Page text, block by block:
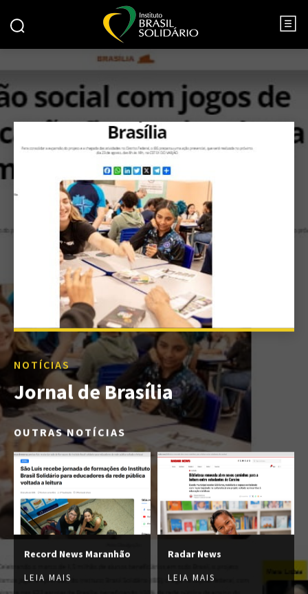
NOTÍCIAS
Jornal de Brasília
OUTRAS NOTÍCIAS
Record News Maranhão
LEIA MAIS
Radar News
LEIA MAIS